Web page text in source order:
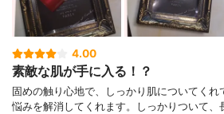
4.00
素敵な肌が手に入る！？
固めの触り心地で、しっかり肌についてく
悩みを解消してくれます。しっかりついて、